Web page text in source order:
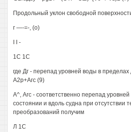
Продольный уклон свободной
г —-=-, (о)
I I -
1С 1С
где Дг - перепад уровней воды в
А2р+Агс (9)
А^, Агс - соответственно перепад
состоянии и вдоль судна при отсутствии
преобразований получим
Л 1С